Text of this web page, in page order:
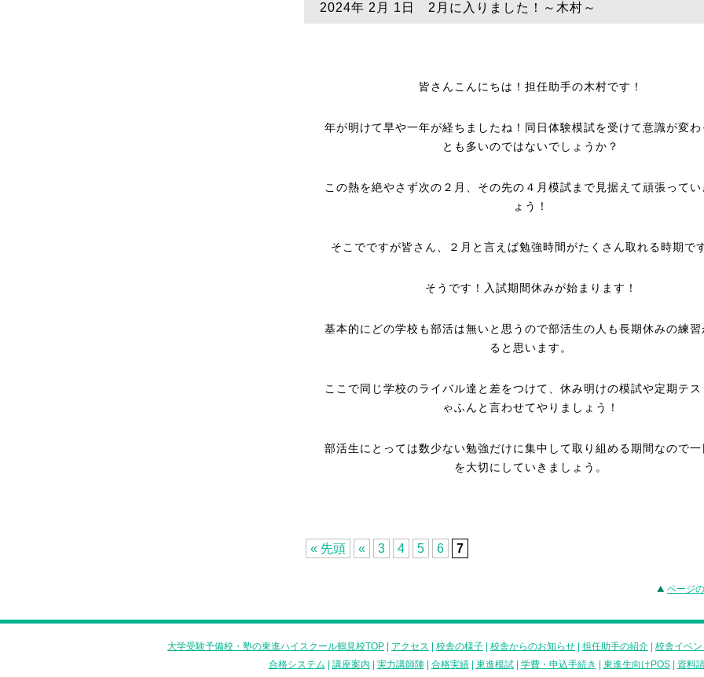
2024年 2月 1日 2月に入りました！～木村～
皆さんこんにちは！担任助手の木村です！
年が明けて早や一年が経ちましたね！同日体験模試を受けて意識が変
とも多いのではないでしょうか？
この熱を絶やさず次の２月、その先の４月模試まで見据えて頑張って
ょう！
そこでですが皆さん、２月と言えば勉強時間がたくさん取れる時期で
そうです！入試期間休みが始まります！
基本的にどの学校も部活は無いと思うので部活生の人も長期休みの練
ると思います。
ここで同じ学校のライバル達と差をつけて、休み明けの模試や定期テ
ゃふんと言わせてやりましょう！
部活生にとっては数少ない勉強だけに集中して取り組める期間なので
を大切にしていきましょう。
« 先頭 « 3 4 5 6 7
ページ
大学受験予備校・塾の東進ハイスクール鶴見校TOP アクセス 校舎の様子 校舎からのお知らせ 担任助手の紹介
校舎イベ
合格システム
講座案内 実力講師陣| 合格実績| 東進模試| 学費・申込手続き 東進生向けPOS| 資料